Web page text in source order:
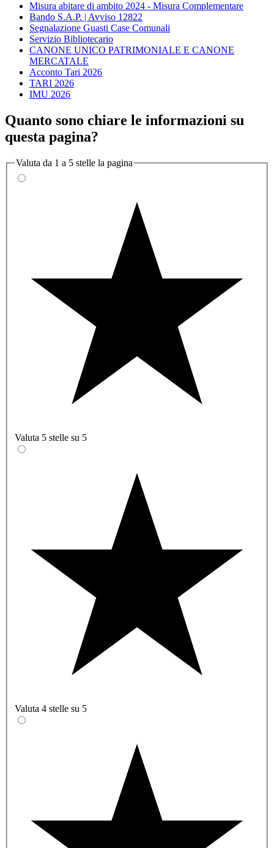
Misura abitare di ambito 2024 - Misura Complementare
Bando S.A.P. | Avviso 12822
Segnalazione Guasti Case Comunali
Servizio Bibliotecario
CANONE UNICO PATRIMONIALE E CANONE
MERCATALE
Acconto Tari 2026
TARI 2026
IMU 2026
Quanto sono chiare le informazioni su
questa pagina?
Valuta da 1 a 5 stelle la pagina
Valuta 5 stelle su 5
Valuta 4 stelle su 5